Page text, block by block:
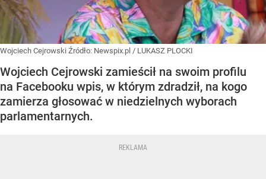
Wojciech Cejrowski Źródło: Newspix.pl / LUKASZ PLOCKI
Wojciech Cejrowski zamieścił na swoim profilu
na Facebooku wpis, w którym zdradził, na kogo
zamierza głosować w niedzielnych wyborach
parlamentarnych.